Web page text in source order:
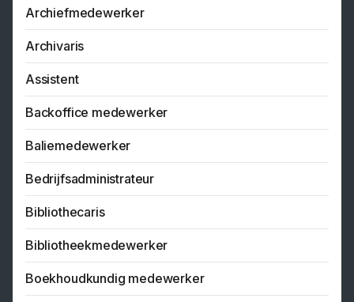
Archiefmedewerker
Archivaris
Assistent
Backoffice medewerker
Baliemedewerker
Bedrijfsadministrateur
Bibliothecaris
Bibliotheekmedewerker
Boekhoudkundig medewerker